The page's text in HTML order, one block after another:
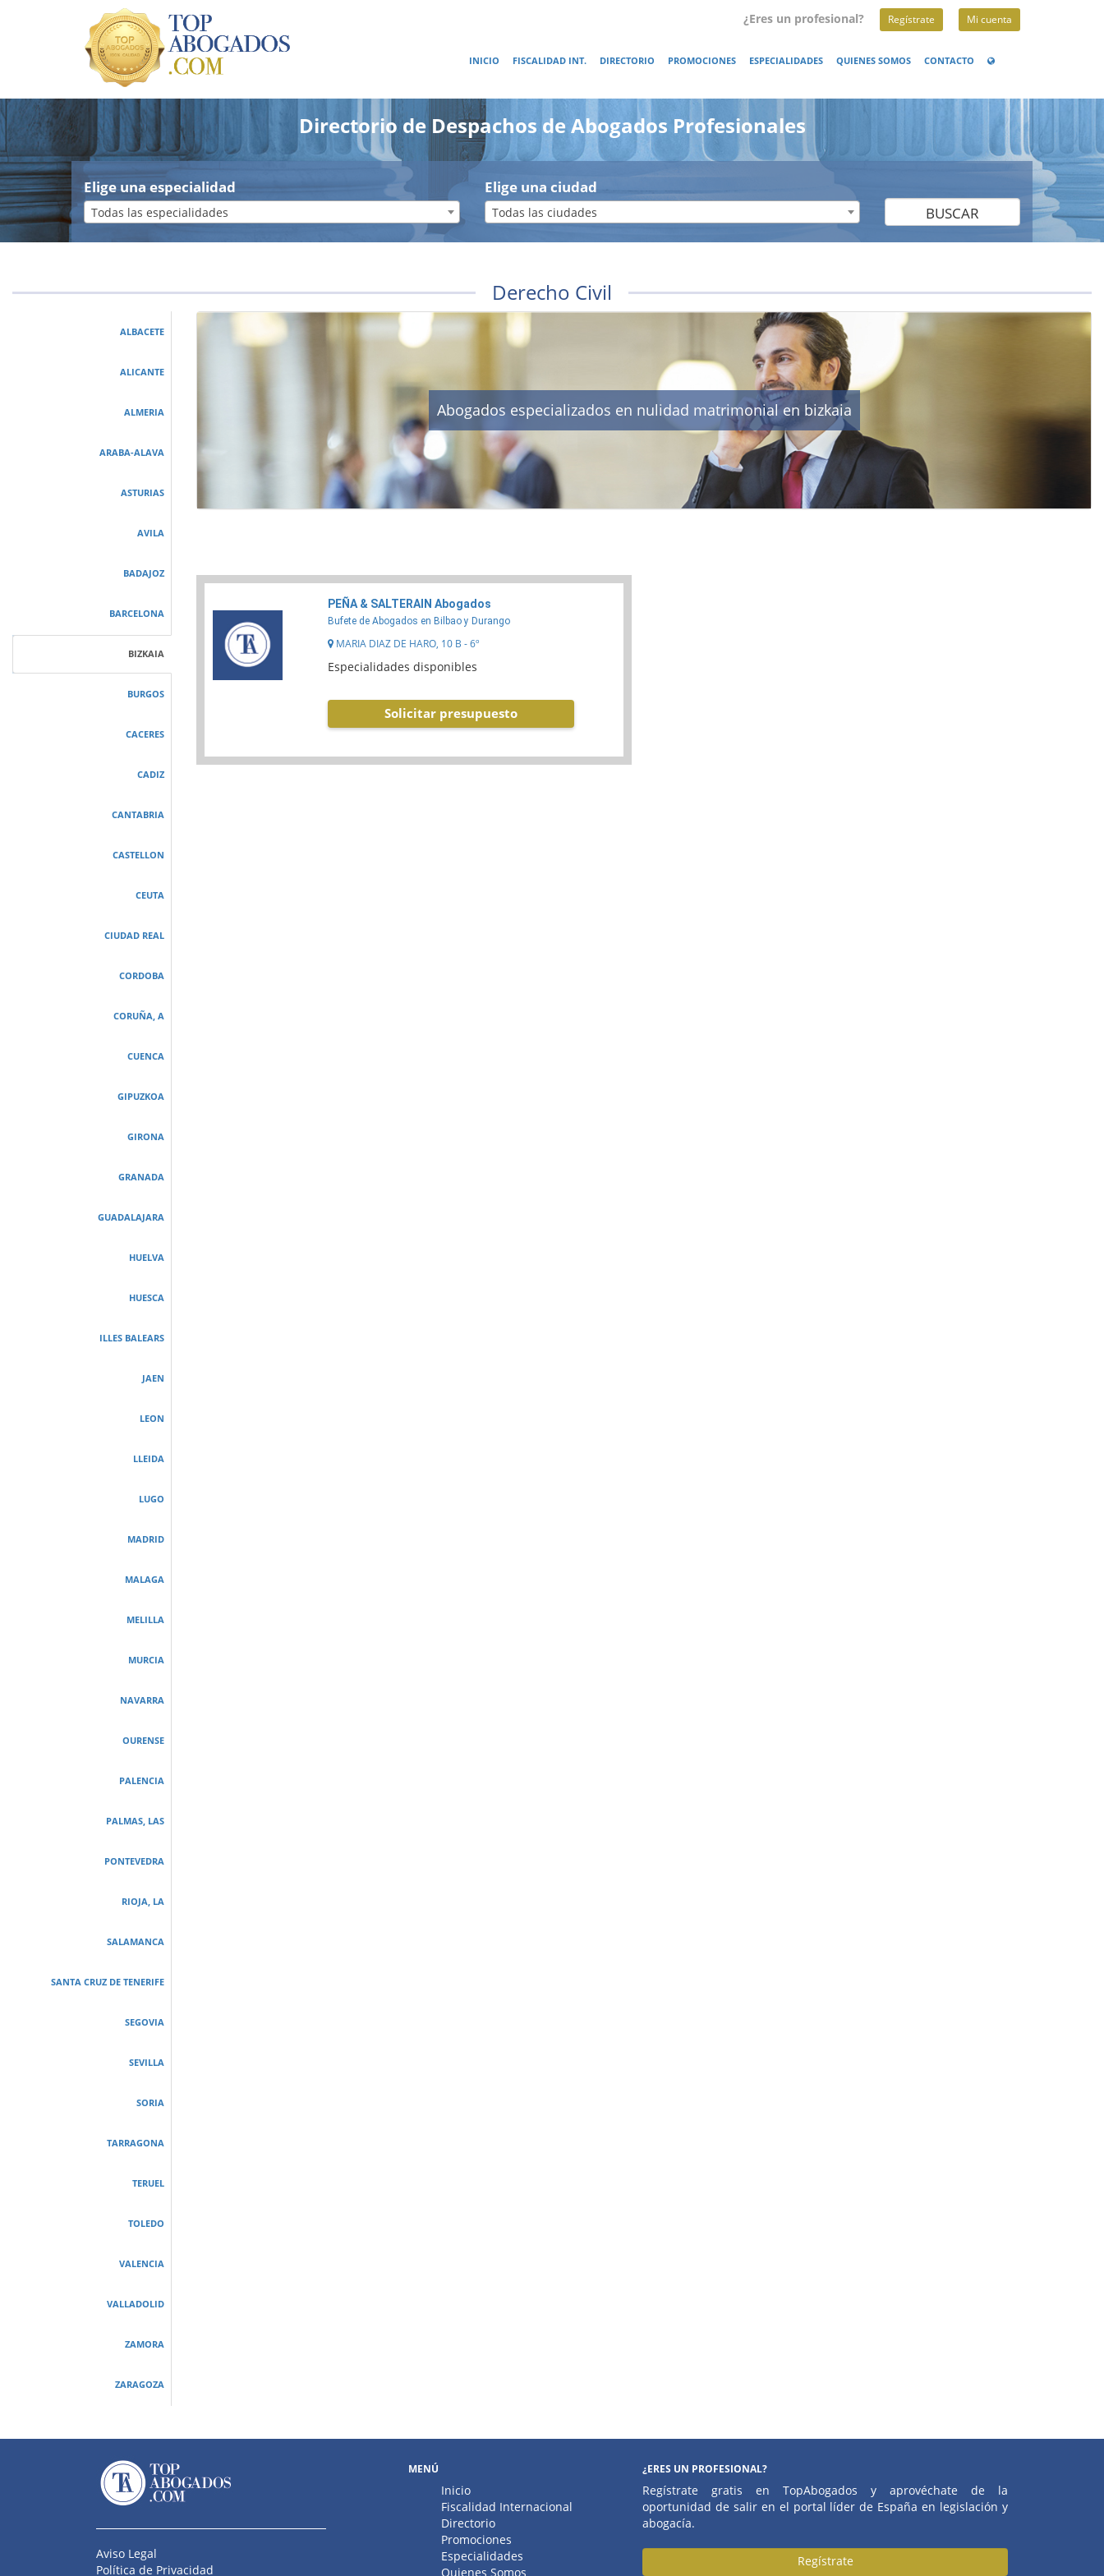
¿Eres un profesional? Regístrate Mi cuenta
INICIO FISCALIDAD INT. DIRECTORIO PROMOCIONES ESPECIALIDADES QUIENES SOMOS CONTACTO
Directorio de Despachos de Abogados Profesionales
Elige una especialidad
Todas las especialidades
Elige una ciudad
Todas las ciudades BUSCAR
Derecho Civil
ALBACETE
ALICANTE
ALMERIA
ARABA-ALAVA
ASTURIAS
AVILA
BADAJOZ
BARCELONA
BIZKAIA
BURGOS
CACERES
CADIZ
CANTABRIA
CASTELLON
CEUTA
CIUDAD REAL
CORDOBA
CORUÑA, A
CUENCA
GIPUZKOA
GIRONA
GRANADA
GUADALAJARA
HUELVA
HUESCA
ILLES BALEARS
JAEN
LEON
LLEIDA
LUGO
MADRID
MALAGA
MELILLA
MURCIA
NAVARRA
OURENSE
PALENCIA
PALMAS, LAS
PONTEVEDRA
RIOJA, LA
SALAMANCA
SANTA CRUZ DE TENERIFE
SEGOVIA
SEVILLA
SORIA
TARRAGONA
TERUEL
TOLEDO
VALENCIA
VALLADOLID
ZAMORA
ZARAGOZA
Abogados especializados en nulidad matrimonial en bizkaia
PEÑA & SALTERAIN Abogados
Bufete de Abogados en Bilbao y Durango
MARIA DIAZ DE HARO, 10 B - 6º
Especialidades disponibles
Solicitar presupuesto
Aviso Legal
Política de Privacidad
MENÚ
Inicio
Fiscalidad Internacional
Directorio
Promociones
Especialidades
Quienes Somos
¿ERES UN PROFESIONAL?
Regístrate gratis en TopAbogados y aprovéchate de la
oportunidad de salir en el portal líder de España en legislación y
abogacía.
Regístrate